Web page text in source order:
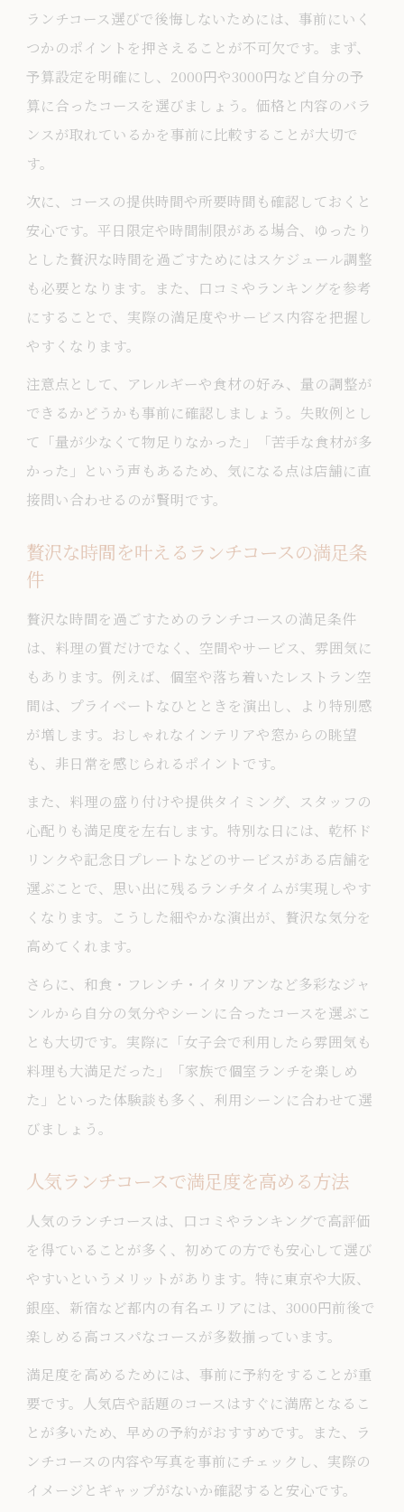
ランチコース選びで後悔しないためには、事前にいく
つかのポイントを押さえることが不可欠です。まず、
予算設定を明確にし、2000円や3000円など自分の予
算に合ったコースを選びましょう。価格と内容のバラ
ンスが取れているかを事前に比較することが大切で
す。
次に、コースの提供時間や所要時間も確認しておくと
安心です。平日限定や時間制限がある場合、ゆったり
とした贅沢な時間を過ごすためにはスケジュール調整
も必要となります。また、口コミやランキングを参考
にすることで、実際の満足度やサービス内容を把握し
やすくなります。
注意点として、アレルギーや食材の好み、量の調整が
できるかどうかも事前に確認しましょう。失敗例とし
て「量が少なくて物足りなかった」「苦手な食材が多
かった」という声もあるため、気になる点は店舗に直
接問い合わせるのが賢明です。
贅沢な時間を叶えるランチコースの満足条
件
贅沢な時間を過ごすためのランチコースの満足条件
は、料理の質だけでなく、空間やサービス、雰囲気に
もあります。例えば、個室や落ち着いたレストラン空
間は、プライベートなひとときを演出し、より特別感
が増します。おしゃれなインテリアや窓からの眺望
も、非日常を感じられるポイントです。
また、料理の盛り付けや提供タイミング、スタッフの
心配りも満足度を左右します。特別な日には、乾杯ド
リンクや記念日プレートなどのサービスがある店舗を
選ぶことで、思い出に残るランチタイムが実現しやす
くなります。こうした細やかな演出が、贅沢な気分を
高めてくれます。
さらに、和食・フレンチ・イタリアンなど多彩なジャ
ンルから自分の気分やシーンに合ったコースを選ぶこ
とも大切です。実際に「女子会で利用したら雰囲気も
料理も大満足だった」「家族で個室ランチを楽しめ
た」といった体験談も多く、利用シーンに合わせて選
びましょう。
人気ランチコースで満足度を高める方法
人気のランチコースは、口コミやランキングで高評価
を得ていることが多く、初めての方でも安心して選び
やすいというメリットがあります。特に東京や大阪、
銀座、新宿など都内の有名エリアには、3000円前後で
楽しめる高コスパなコースが多数揃っています。
満足度を高めるためには、事前に予約をすることが重
要です。人気店や話題のコースはすぐに満席となるこ
とが多いため、早めの予約がおすすめです。また、ラ
ンチコースの内容や写真を事前にチェックし、実際の
イメージとギャップがないか確認すると安心です。